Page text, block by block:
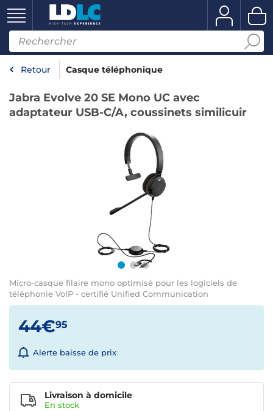
Retour Casque téléphonique
Jabra Evolve 20 SE Mono UC avec
adaptateur USB-C/A, coussinets similicuir
Micro-casque filaire mono optimisé pour les logiciels de
téléphonie VoIP - certifié Unified Communication
44€95
Alerte baisse de prix
Livraison à domicile
En stock